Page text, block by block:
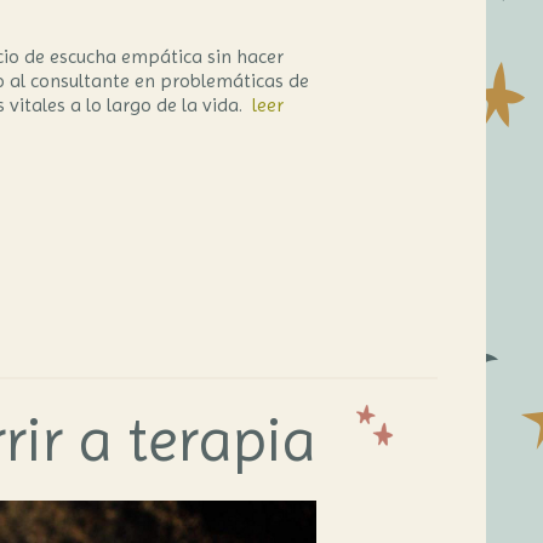
de escucha empática sin hacer
al consultante en problemáticas de
vitales a lo largo de la vida. leer
a terapia